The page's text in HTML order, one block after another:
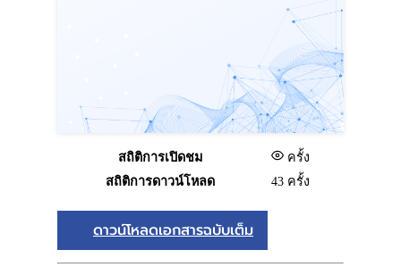
สถิติการเปิดชม
ครั้ง
สถิติการดาวน์โหลด
43 ครั้ง
ดาวน์โหลดเอกสารฉบับเต็ม